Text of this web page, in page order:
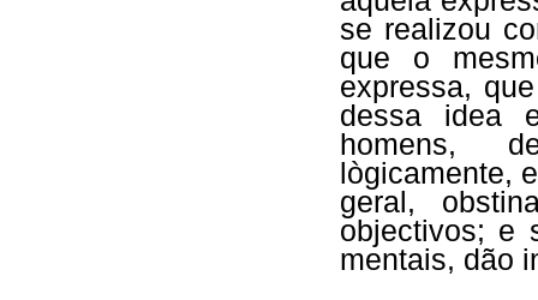
se realizou
que o
expressa,
dessa idea
homens,
lògicamente,
geral,
objectivos; e
mentais, dão